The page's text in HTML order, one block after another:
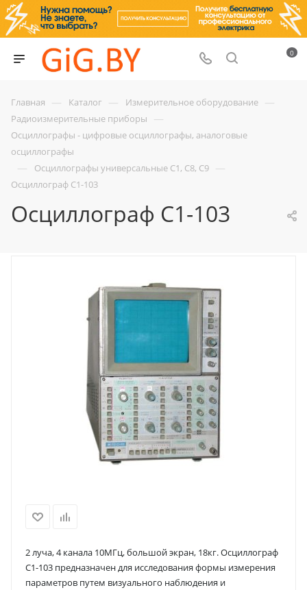
0
Главная — Каталог — Измерительное оборудование —
Радиоизмерительные приборы —
Осциллографы - цифровые осциллографы, аналоговые
осциллографы
— Осциллографы универсальные С1, С8, С9 —
Осциллограф С1-103
Осциллограф С1-103
2 луча, 4 канала 10МГц, большой экран, 18кг. Осциллограф
С1-103 предназначен для исследования формы измерения
параметров путем визуального наблюдения и